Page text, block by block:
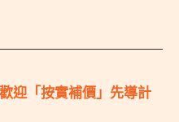
迎「按實補價」先導計